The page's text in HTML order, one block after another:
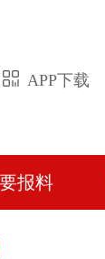
APP下载
报料